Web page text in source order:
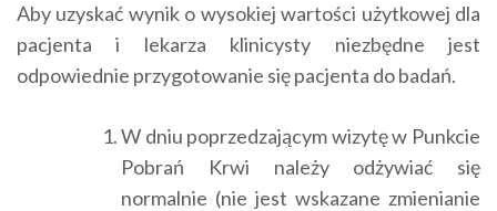
Aby uzyskać wynik o wysokiej wartości użytkowej dla
pacjenta i lekarza klinicysty niezbędne jest
odpowiednie przygotowanie się pacjenta do badań.
W dniu poprzedzającym wizytę w Punkcie
Pobrań Krwi należy odżywiać się
normalnie (nie jest wskazane zmienianie